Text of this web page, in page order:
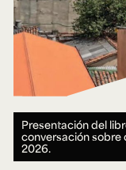
Presentación del
conversación
2026.